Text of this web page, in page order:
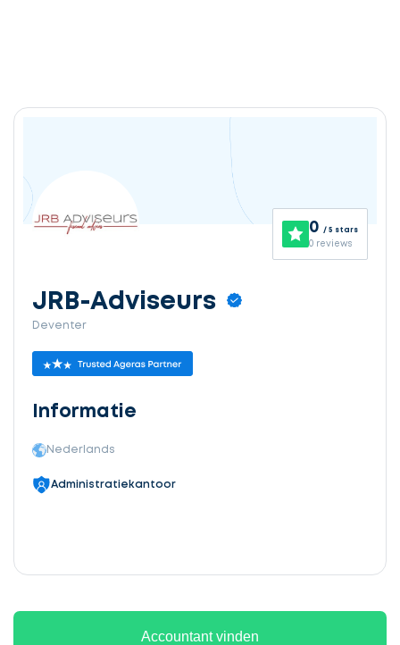
0 / 5 stars
0 reviews
JRB-Adviseurs
Deventer
Informatie
Nederlands
Administratiekantoor
Accountant vinden